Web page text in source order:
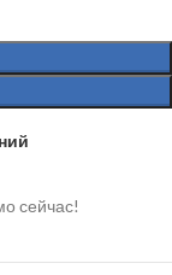
сейчас!